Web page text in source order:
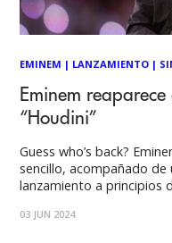
EMINEM | LANZAMIENTO |
Eminem
“Houdini”
Guess who’s back?
sencillo, acompañado de
lanzamiento a principios
03 JUN 2024